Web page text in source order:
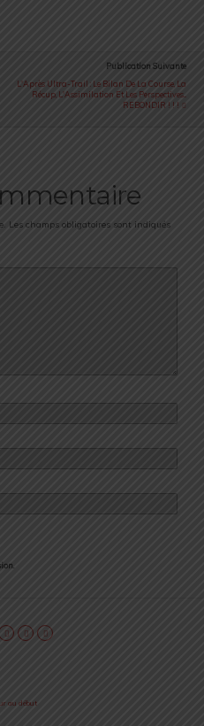
Publication Suivante
L'Après Ultra-Trail : Le Bilan De La Course, La
Récup, L'Assimilation Et Les Perspectives...
REBONDIR ! ! !
Les champs obligatoires sont indiqués
au début